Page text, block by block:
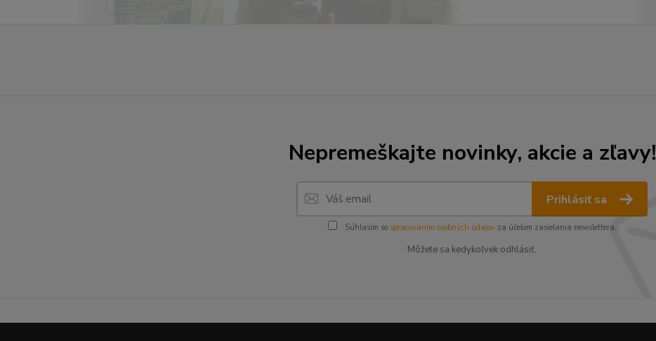
Nepremeškajte novinky, akcie a zľavy!
Prihlásiť sa
Súhlasím so spracovaním osobných údajovza účelom zasielania newslettera.
Môžete sa kedykoľvek odhlásiť.